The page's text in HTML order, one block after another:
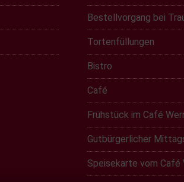
Bestellvorgang bei
Tortenfüllungen
Bistro
Café
Frühstück im Café
Gutbürgerlicher
Speisekarte vom Café